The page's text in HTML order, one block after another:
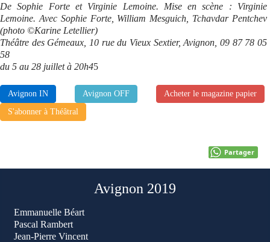
De Sophie Forte et Virginie Lemoine. Mise en scène : Virginie
Lemoine. Avec Sophie Forte, William Mesguich, Tchavdar Pentchev
(photo ©Karine Letellier)
Théâtre des Gémeaux, 10 rue du Vieux Sextier, Avignon, 09 87 78 05
58
du 5 au 28 juillet à 20h45
Avignon IN Avignon OFF
Acheter le magazine papier
S'abonner à Théâtral
Partager
Avignon 2019
Emmanuelle Béart
Pascal Rambert
Jean-Pierre Vincent